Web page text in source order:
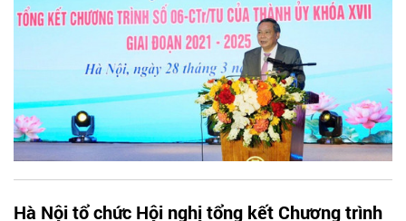
Hà Nội tổ chức Hội nghị tổng kết Chương trình